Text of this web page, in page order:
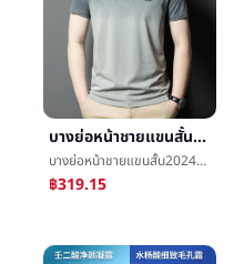
บางย่อหน้าชายแขนสั้น2024ปีที่ผ่านมาฤดูร้อนæ°ย่อหน้าä¸­ปีที่ผ่านมาคอค่อยๆเปลี่ยนสีการป้องกันความเสี่ยงคลื่นลำลองการ์ดชายå¼tเสื้อเชิ้ต
บางย่อหน้าชายแขนสั้น2024ปีที่ผ่านมาฤดูร้อนæ°ย่อหน้าä¸­ปีที่ผ่านมาคอค่อยๆเปลี่ยนสีการป้องกันความเสี่ยงคลื่นลำลองการ์ดชายå¼tเสื้อเชิ้ต
฿319.15